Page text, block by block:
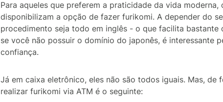
Para aqueles que preferem a praticidade da vida
disponibilizam a opção de fazer furikomi. A depender do
procedimento seja todo em inglês - o que facilita bastante
se você não possuir o domínio do japonês, é interessante
confiança.
Já em caixa eletrônico, eles não são todos iguais. Mas, de
realizar furikomi via ATM é o seguinte: